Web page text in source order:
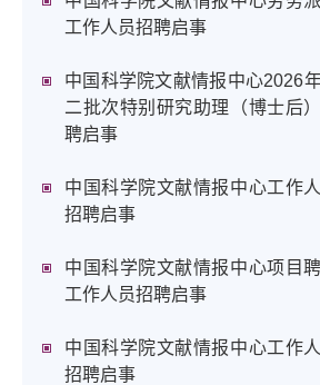
工作人员招聘启事
中国科学院文献情报中心2026
二批次特别研究助理（博士后
聘启事
中国科学院文献情报中心工作
招聘启事
中国科学院文献情报中心项目
工作人员招聘启事
中国科学院文献情报中心工作
招聘启事